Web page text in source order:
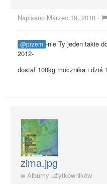
Napisano Marzec 19, 2018 ·
@przem -nie Ty jeden takie
2012-
dostał 100kg mocznika i dziś
zima.jpg
w Albumy użytkowników